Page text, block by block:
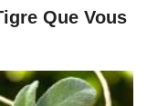
Que Vous